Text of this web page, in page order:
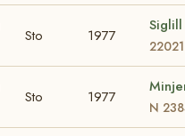
Sto 1977
22021
Sto 1977
N